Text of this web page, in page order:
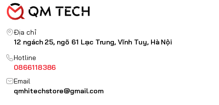
Địa chỉ
12 ngách 25, ngõ 61 Lạc Trung, Vĩnh Tuy, Hà Nội
Hotline
0866118386
Email
qmhitechstore@gmail.com